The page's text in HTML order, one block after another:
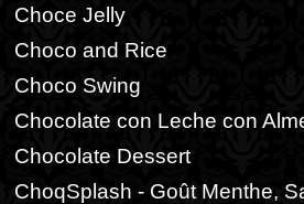
Choce Jelly
Choco and Rice
Choco Swing
Chocolate con Leche con
Chocolate Dessert
ChoqSplash - Goût Menthe,